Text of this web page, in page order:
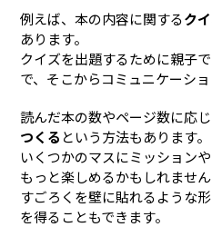
例えば、本の内容に関するク
あります。
クイズを出題するために親子
で、そこからコミュニケーシ
読んだ本の数やページ数に応
つくる という方法もあります。
いくつかのマスにミッション
もっと楽しめるかもしれません
すごろくを壁に貼れるような
を得ることもできます。